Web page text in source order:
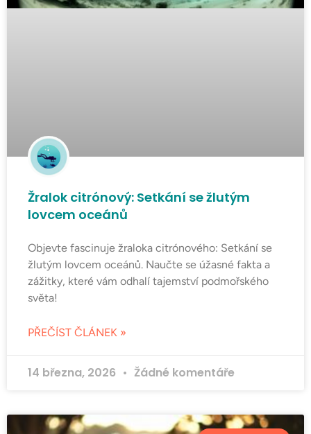
Žralok citrónový: Setkání se žlutým
lovcem oceánů
Objevte fascinuje žraloka citrónového: Setkání se
žlutým lovcem oceánů. Naučte se úžasné fakta a
zážitky, které vám odhalí tajemství podmořského
světa!
PŘEČÍST ČLÁNEK »
14 března, 2026 Žádné komentáře